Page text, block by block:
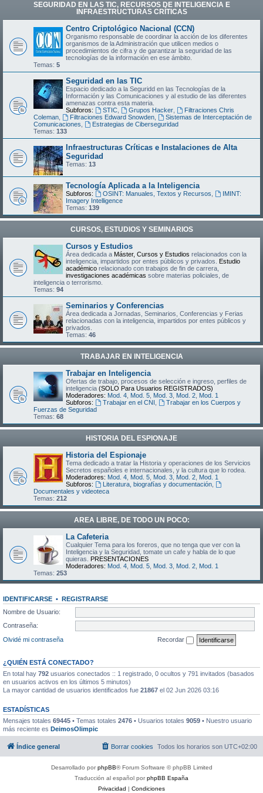
SEGURIDAD EN LAS TIC, RECURSOS DE INTELIGENCIA E
INFRAESTRUCTURAS CRÍTICAS
Centro Criptológico Nacional (CCN)
Organismo responsable de coordinar la acción de los diferentes
organismos de la Administración que utilicen medios o
procedimientos de cifra y de garantizar la seguridad de las
tecnologías de la información en ese ámbito.
Temas: 5
Seguridad en las TIC
Espacio dedicado a la Seguridd en las Tecnologías de la
Información y las Comunicaciones y al estudio de las diferentes
amenazas contra esta materia.
Subforos:
STIC, Grupos Hacker,
Filtraciones Chris
Coleman
Filtraciones Edward Snowden,
Sistemas de Interceptación de
Comunicaciones
Estrategias de Ciberseguridad
Temas: 133
Infraestructuras Críticas e Instalaciones de Alta
Seguridad
Temas: 13
Tecnología Aplicada a la Inteligencia
Subforos: OSINT: Manuales, Textos y Recursos
IMINT:
Imagery Intelligence
Temas: 139
CURSOS, ESTUDIOS Y SEMINARIOS
Cursos y Estudios
Área dedicada a Máster, Cursos y Estudios relacionados con la
inteligencia, impartidos por entes públicos y privados. Estudio
académico relacionado con trabajos de fin de carrera,
investigaciones académicas sobre materias policiales, de
inteligencia o terrorismo.
Temas: 94
Seminarios y Conferencias
Área dedicada a Jornadas, Seminarios, Conferencias y Ferias
relacionadas con la inteligencia, impartidos por entes públicos y
privados.
Temas: 46
TRABAJAR EN INTELIGENCIA
Trabajar en Inteligencia
Ofertas de trabajo, procesos de selección e ingreso, perfiles de
inteligencia (SOLO Para Usuarios REGISTRADOS)
Moderadores: Mod. 4 Mod. 5 Mod. 3 Mod. 2 Mod. 1
Subforos:
Trabajar en el CNI
Trabajar en los Cuerpos y
Fuerzas de Seguridad
Temas: 68
HISTORIA DEL ESPIONAJE
Historia del Espionaje
Tema dedicado a tratar la Historia y operaciones de los Servicios
Secretos españoles e internacionales, y la cultura que lo rodea.
Moderadores: Mod. 4 Mod. 5 Mod. 3 Mod. 2 Mod. 1
Subforos:
Literatura, biografías y documentación,
Documentales y videoteca
Temas: 212
AREA LIBRE, DE TODO UN POCO:
La Cafeteria
Cualquier Tema para los foreros, que no tenga que ver con la
Inteligencia y la Seguridad, tomate un cafe y habla de lo que
quieras. PRESENTACIONES
Moderadores: Mod. 4 Mod. 5 Mod. 3 Mod. 2 Mod. 1
Temas: 253
IDENTIFICARSE • REGISTRARSE
Nombre de Usuario:
Contraseña:
Olvidé mi contraseña
Recordar
¿QUIÉN ESTÁ CONECTADO?
En total hay 792 usuarios conectados :: 1 registrado, 0 ocultos y 791 invitados (basados
en usuarios activos en los últimos 5 minutos)
La mayor cantidad de usuarios identificados fue 21867 el 02 Jun 2026 03:16
ESTADÍSTICAS
Mensajes totales 69445 • Temas totales 2476 • Usuarios totales 9059 • Nuestro usuario
más reciente es DeimosOlimpic
Índice general Todos los horarios son UTC+02:00
Borrar cookies
Desarrollado porphpBB® Forum Software © phpBB Limited
Traducción al español porphpBB España
Privacidad | Condiciones